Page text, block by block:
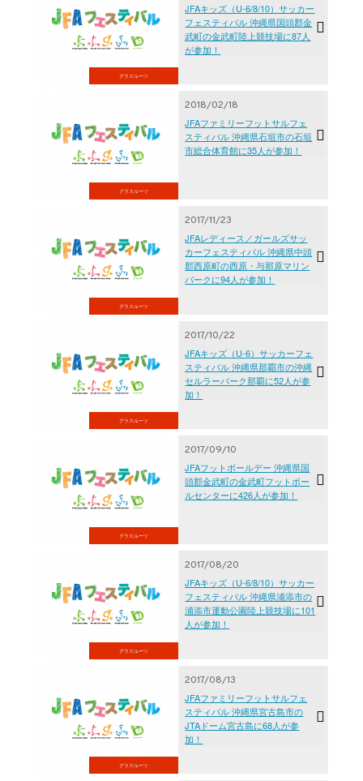
グラスルーツ
JFAキッズ（U-6/8/10）サッカー
フェスティバル 沖縄県国頭郡金
武町の金武町陸上競技場に87人
が参加！
グラスルーツ
2018/02/18
JFAファミリーフットサルフェ
スティバル 沖縄県石垣市の石垣
市総合体育館に35人が参加！
グラスルーツ
2017/11/23
JFAレディース／ガールズサッ
カーフェスティバル 沖縄県中頭
郡西原町の西原・与那原マリン
パークに94人が参加！
グラスルーツ
2017/10/22
JFAキッズ（U-6）サッカーフェ
スティバル 沖縄県那覇市の沖縄
セルラーパーク那覇に52人が参
加！
グラスルーツ
2017/09/10
JFAフットボールデー 沖縄県国
頭郡金武町の金武町フットボー
ルセンターに426人が参加！
グラスルーツ
2017/08/20
JFAキッズ（U-6/8/10）サッカー
フェスティバル 沖縄県浦添市の
浦添市運動公園陸上競技場に101
人が参加！
グラスルーツ
2017/08/13
JFAファミリーフットサルフェ
スティバル 沖縄県宮古島市の
JTAドーム宮古島に68人が参
加！